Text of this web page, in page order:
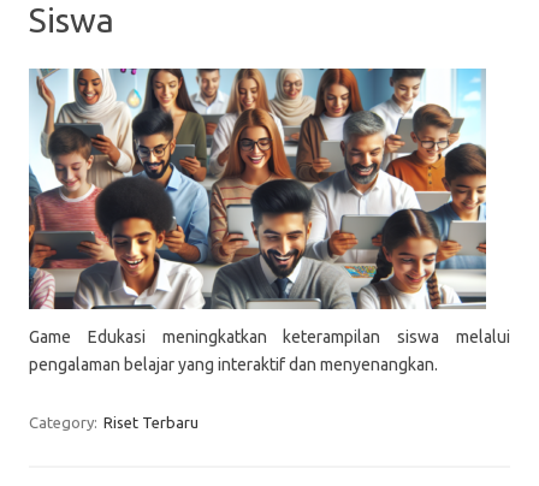
Siswa
Game Edukasi meningkatkan keterampilan siswa melalui
pengalaman belajar yang interaktif dan menyenangkan.
Category: Riset Terbaru